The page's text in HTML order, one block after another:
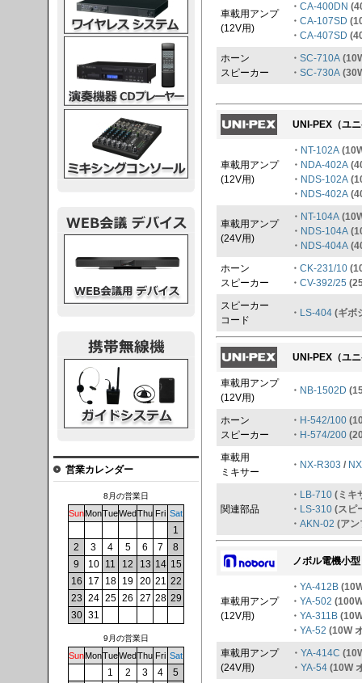
車載用アンプ
(12V用)
・ CA-400DN
・ CA-107SD
・ CA-407SD
ホーン
スピーカー
・ SC-710A
・ SC-730A
UNI-PEX（ユ
車載用アンプ
(12V用)
・ NT-102A
・ NDA-402A
・ NDS-102A
・ NDS-402A
車載用アンプ
(24V用)
・ NT-104A
・ NDS-104A
・ NDS-404A
ホーン
スピーカー
・ CK-231/10
・ CV-392/25
スピーカー
コード
・ LS-404(ギボ
UNI-PEX（ユ
車載用アンプ
(12V用)
・ NB-1502D
ホーン
スピーカー
・ H-542/100
・ H-574/200
車載用
ミキサー
・ NX-R303 /
関連部品
・ LB-710(ミキ
・ LS-310(スピ
・ AKN-02 (アン
ノボル電機小
車載用アンプ
(12V用)
・ YA-412B
・ YA-502
・ YA-311B
・ YA-52 (10W
車載用アンプ
(24V用)
・ YA-414C
・ YA-54(10W
営業カレンダー
8月の営業日
SunMonTueWedThu Fri Sat
1
2
3 4 5 6 7
8
9
10 11 12 13 14 15
16
17 18 19 20 21 22
23 24 25 26 27 28 29
30 31
9月の営業日
SunMonTueWedThu Fri Sat
1 2 3 4
5